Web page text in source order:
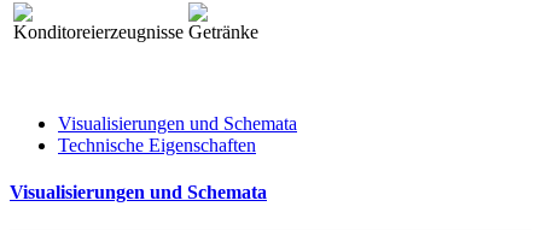
Visualisierungen und Schemata
Technische Eigenschaften
Visualisierungen und Schemata